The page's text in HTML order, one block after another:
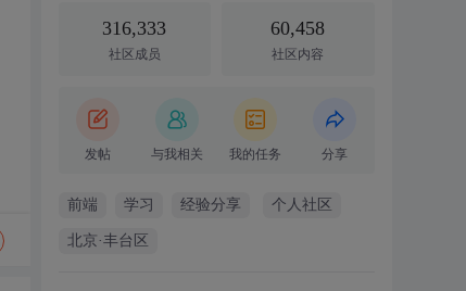
316,333
社区成员
60,458
社区内容
发帖 与我相关 我的任务 分享
前端 学习 经验分享 个人社区
北京·丰台区